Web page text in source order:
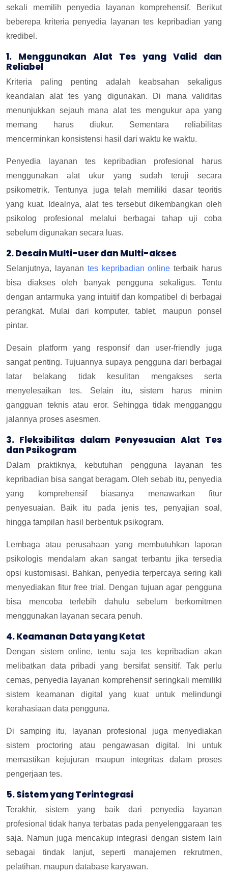
sekali memilih penyedia layanan komprehensif. Berikut
beberepa kriteria penyedia layanan tes kepribadian yang
kredibel.
1. Menggunakan Alat Tes yang Valid dan
Reliabel
Kriteria paling penting adalah keabsahan sekaligus
keandalan alat tes yang digunakan. Di mana validitas
menunjukkan sejauh mana alat tes mengukur apa yang
memang harus diukur. Sementara reliabilitas
mencerminkan konsistensi hasil dari waktu ke waktu.
Penyedia layanan tes kepribadian profesional harus
menggunakan alat ukur yang sudah teruji secara
psikometrik. Tentunya juga telah memiliki dasar teoritis
yang kuat. Idealnya, alat tes tersebut dikembangkan oleh
psikolog profesional melalui berbagai tahap uji coba
sebelum digunakan secara luas.
2. Desain Multi-user dan Multi-akses
Selanjutnya, layanan tes kepribadian online terbaik harus
bisa diakses oleh banyak pengguna sekaligus. Tentu
dengan antarmuka yang intuitif dan kompatibel di berbagai
perangkat. Mulai dari komputer, tablet, maupun ponsel
pintar.
Desain platform yang responsif dan user-friendly juga
sangat penting. Tujuannya supaya pengguna dari berbagai
latar belakang tidak kesulitan mengakses serta
menyelesaikan tes. Selain itu, sistem harus minim
gangguan teknis atau eror. Sehingga tidak mengganggu
jalannya proses asesmen.
3. Fleksibilitas dalam Penyesuaian Alat Tes
dan Psikogram
Dalam praktiknya, kebutuhan pengguna layanan tes
kepribadian bisa sangat beragam. Oleh sebab itu, penyedia
yang komprehensif biasanya menawarkan fitur
penyesuaian. Baik itu pada jenis tes, penyajian soal,
hingga tampilan hasil berbentuk psikogram.
Lembaga atau perusahaan yang membutuhkan laporan
psikologis mendalam akan sangat terbantu jika tersedia
opsi kustomisasi. Bahkan, penyedia terpercaya sering kali
menyediakan fitur free trial. Dengan tujuan agar pengguna
bisa mencoba terlebih dahulu sebelum berkomitmen
menggunakan layanan secara penuh.
4. Keamanan Data yang Ketat
Dengan sistem online, tentu saja tes kepribadian akan
melibatkan data pribadi yang bersifat sensitif. Tak perlu
cemas, penyedia layanan komprehensif seringkali memiliki
sistem keamanan digital yang kuat untuk melindungi
kerahasiaan data pengguna.
Di samping itu, layanan profesional juga menyediakan
sistem proctoring atau pengawasan digital. Ini untuk
memastikan kejujuran maupun integritas dalam proses
pengerjaan tes.
5. Sistem yang Terintegrasi
Terakhir, sistem yang baik dari penyedia layanan
profesional tidak hanya terbatas pada penyelenggaraan tes
saja. Namun juga mencakup integrasi dengan sistem lain
sebagai tindak lanjut, seperti manajemen rekrutmen,
pelatihan, maupun database karyawan.